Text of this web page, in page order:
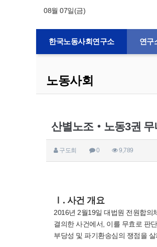
08월 07일(금)
한국노동사회연구소 연구
노동사회
산별노조‧노동3권 무
구도희 0 9,789
Ⅰ. 사건 개요
2016년 2월19일 대법원 전원합의
결의한 사건에서, 이를 무효로 판
부당성 및 파기환송심의 쟁점을 살